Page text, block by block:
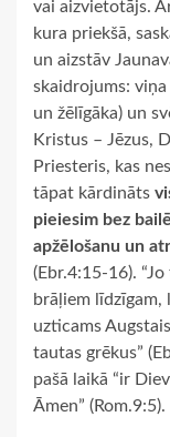
vai aizvietotājs.
kura priekšā,
un aizstāv
skaidrojums:
un žēlīgāka) un
Kristus – Jēzus,
Priesteris, kas
tāpat kārdināts
pieiesim bez
apžēlošanu un
(Ebr.4:15-16).
brāļiem
uzticams
tautas grēkus”
pašā laikā “ir
Āmen” (Rom.9:5).